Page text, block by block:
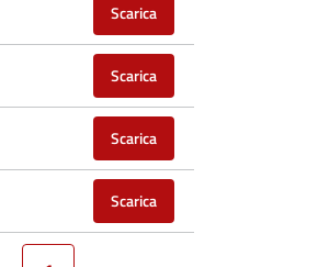
Scarica
Scarica
Scarica
Scarica